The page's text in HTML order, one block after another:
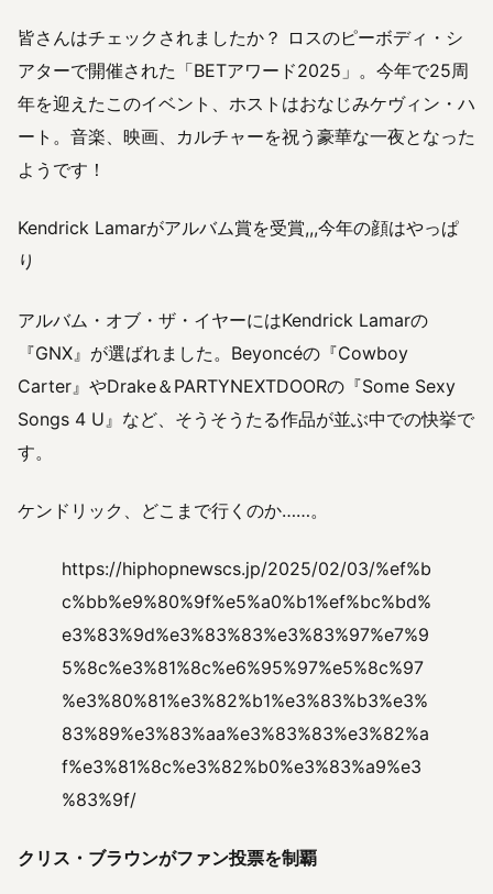
皆さんはチェックされましたか？ ロスのピーボディ・シ
アターで開催された「BETアワード2025」。今年で25周
年を迎えたこのイベント、ホストはおなじみケヴィン・ハ
ート。音楽、映画、カルチャーを祝う豪華な一夜となった
ようです！
Kendrick Lamarがアルバム賞を受賞,,,今年の顔はやっぱ
り
アルバム・オブ・ザ・イヤーにはKendrick Lamarの
『GNX』が選ばれました。Beyoncéの『Cowboy
Carter』やDrake＆PARTYNEXTDOORの『Some Sexy
Songs 4 U』など、そうそうたる作品が並ぶ中での快挙で
す。
ケンドリック、どこまで行くのか……。
https://hiphopnewscs.jp/2025/02/03/%ef%b
c%bb%e9%80%9f%e5%a0%b1%ef%bc%bd%
e3%83%9d%e3%83%83%e3%83%97%e7%9
5%8c%e3%81%8c%e6%95%97%e5%8c%97
%e3%80%81%e3%82%b1%e3%83%b3%e3%
83%89%e3%83%aa%e3%83%83%e3%82%a
f%e3%81%8c%e3%82%b0%e3%83%a9%e3
%83%9f/
クリス・ブラウンがファン投票を制覇